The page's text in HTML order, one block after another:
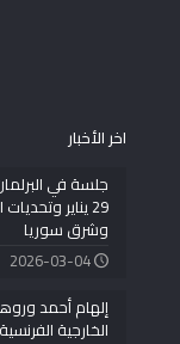
اخر الأخبار
جلسة في
29 يناير
وشرق سوريا
2026-03-04
إلهام أحمد
الخارجية